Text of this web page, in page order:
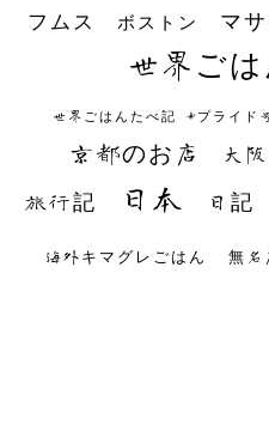
フムス ボストン マ
世界ご
世界ごはんたべ記 #プライド
京都のお店 大阪
旅行記 日本 日記
海外キマグレごはん 無名